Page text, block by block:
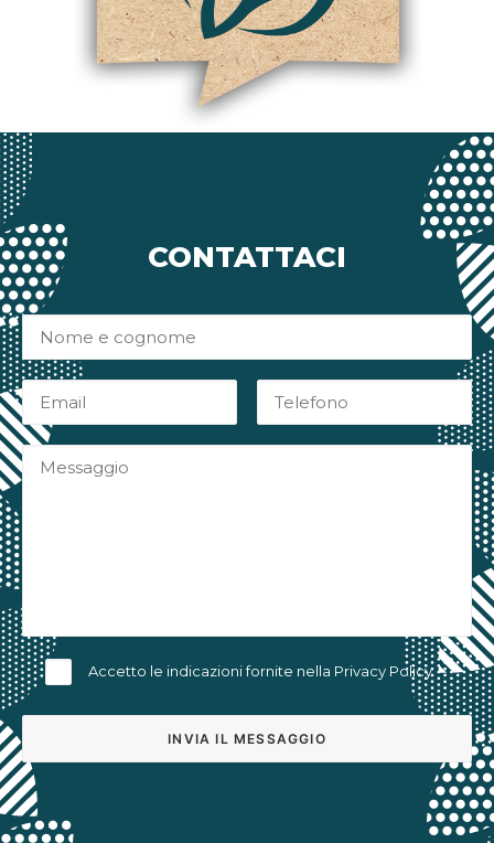
CONTATTACI
Accetto le indicazioni fornite nella Privacy Policy